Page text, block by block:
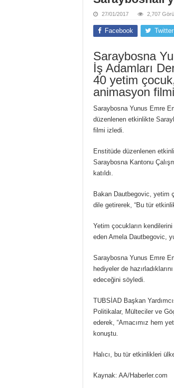
27/01/2017 2,707
Facebook Twitter
Saraybosna
İş Adamları
40 yetim
animasyon
Saraybosna Yunus Emre
düzenlenen etkinlikte
filmi izledi.
Enstitüde düzenlenen
Saraybosna Kantonu
katıldı.
Bakan Dautbegovic, yetim
dile getirerek, “Bu tür
Yetim çocukların
eden Amela Dautbegovic,
Saraybosna Yunus Emre
hediyeler de
edeceğini söyledi.
TUBSİAD Başkan
Politikalar, Mülteciler ve
ederek, “Amacımız hem
konuştu.
Halıcı, bu tür etkinlikleri
Kaynak: AA/Haberler.com